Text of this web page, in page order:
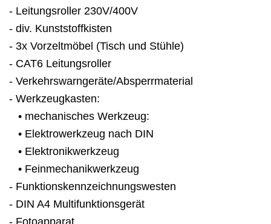
- Leitungsroller 230V/400V
- div. Kunststoffkisten
- 3x Vorzeltmöbel (Tisch und Stühle)
- CAT6 Leitungsroller
- Verkehrswarngeräte/Absperrmaterial
- Werkzeugkasten:
• mechanisches Werkzeug:
• Elektrowerkzeug nach DIN
• Elektronikwerkzeug
• Feinmechanikwerkzeug
- Funktionskennzeichnungswesten
- DIN A4 Multifunktionsgerät
- Fotoapparat